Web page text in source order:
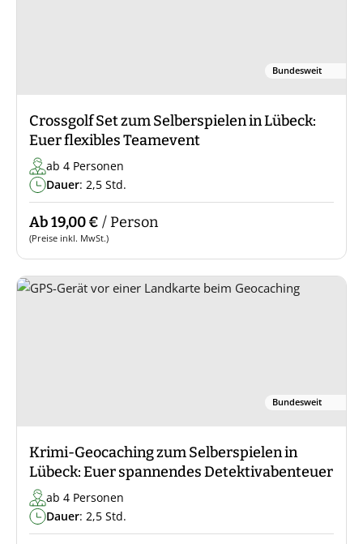
Bundesweit
Crossgolf Set zum Selberspielen in Lübeck:
Euer flexibles Teamevent
ab 4 Personen
Dauer: 2,5 Std.
Ab 19,00 € / Person
(Preise inkl. MwSt.)
Bundesweit
Krimi-Geocaching zum Selberspielen in
Lübeck: Euer spannendes Detektivabenteuer
ab 4 Personen
Dauer: 2,5 Std.